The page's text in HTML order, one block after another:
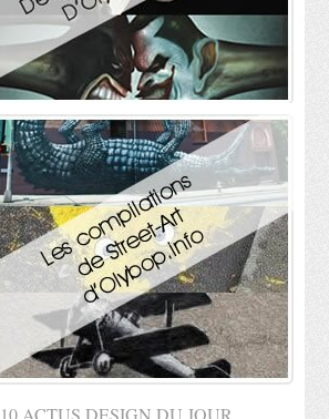
ACTUS DESIGN DU JOUR